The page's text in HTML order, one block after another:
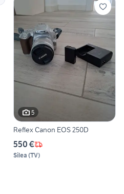
5
Reflex Canon EOS 250D
550 €
Silea (TV)